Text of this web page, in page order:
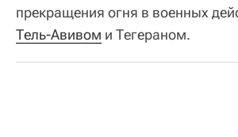
прекращения огня в военных
Тель-Авивом и Тегераном.